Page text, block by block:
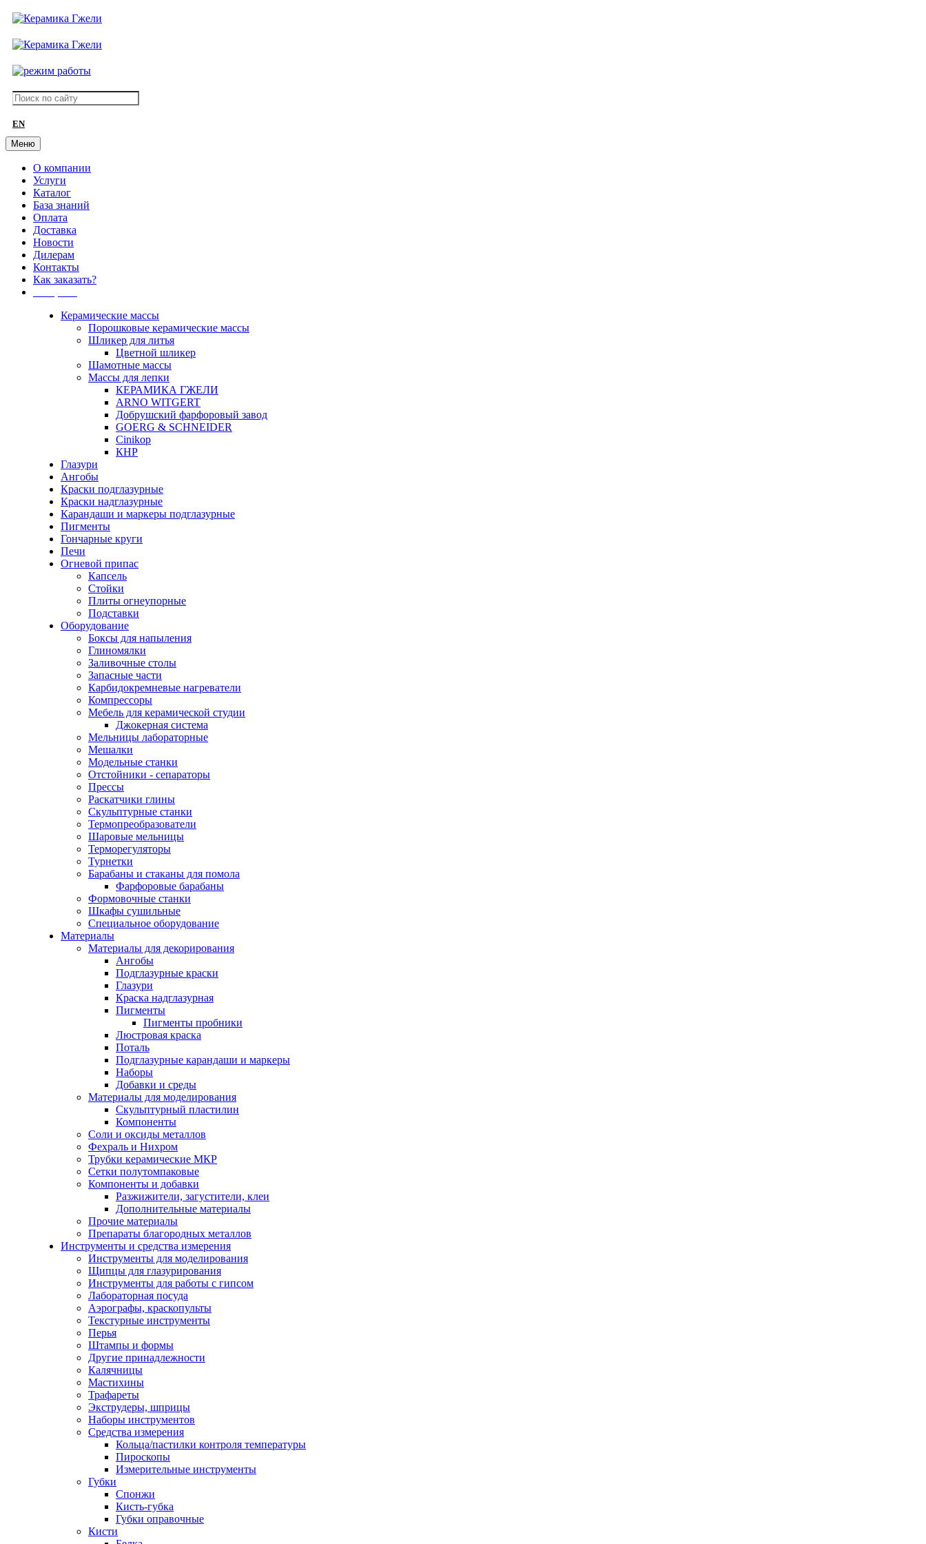
EN
Меню
О компании
Услуги
Каталог
База знаний
Оплата
Доставка
Новости
Дилерам
Контакты
Как заказать?
Керамические массы
Порошковые керамические массы
Шликер для литья
Цветной шликер
Шамотные массы
Массы для лепки
КЕРАМИКА ГЖЕЛИ
ARNO WITGERT
Добрушский фарфоровый завод
GOERG & SCHNEIDER
Cinikop
КНР
Глазури
Ангобы
Краски подглазурные
Краски надглазурные
Карандаши и маркеры подглазурные
Пигменты
Гончарные круги
Печи
Огневой припас
Капсель
Стойки
Плиты огнеупорные
Подставки
Оборудование
Боксы для напыления
Глиномялки
Заливочные столы
Запасные части
Карбидокремневые нагреватели
Компрессоры
Мебель для керамической студии
Джокерная система
Мельницы лабораторные
Мешалки
Модельные станки
Отстойники - сепараторы
Прессы
Раскатчики глины
Скульптурные станки
Термопреобразователи
Шаровые мельницы
Терморегуляторы
Турнетки
Барабаны и стаканы для помола
Фарфоровые барабаны
Формовочные станки
Шкафы сушильные
Специальное оборудование
Материалы
Материалы для декорирования
Ангобы
Подглазурные краски
Глазури
Краска надглазурная
Пигменты
Пигменты пробники
Люстровая краска
Поталь
Подглазурные карандаши и маркеры
Наборы
Добавки и среды
Материалы для моделирования
Скульптурный пластилин
Компоненты
Соли и оксиды металлов
Фехраль и Нихром
Трубки керамические МКР
Сетки полутомпаковые
Компоненты и добавки
Разжижители, загустители, клеи
Дополнительные материалы
Прочие материалы
Препараты благородных металлов
Инструменты и средства измерения
Инструменты для моделирования
Щипцы для глазурирования
Инструменты для работы с гипсом
Лабораторная посуда
Аэрографы, краскопульты
Текстурные инструменты
Перья
Штампы и формы
Другие принадлежности
Калячницы
Мастихины
Трафареты
Экструдеры, шприцы
Наборы инструментов
Средства измерения
Кольца/пастилки контроля температуры
Пироскопы
Измерительные инструменты
Губки
Спонжи
Кисть-губка
Губки оправочные
Кисти